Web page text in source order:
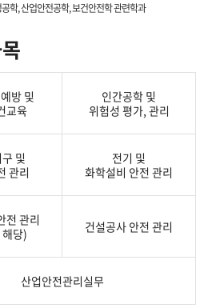
학, 산업안전공학, 보건안전학 관련학과
방 및
교육
인간공학 및
위험성 평가, 관리
및
관리
전기 및
화학설비 안전 관리
전 관리
당)
건설공사 안전 관리
산업안전관리실무